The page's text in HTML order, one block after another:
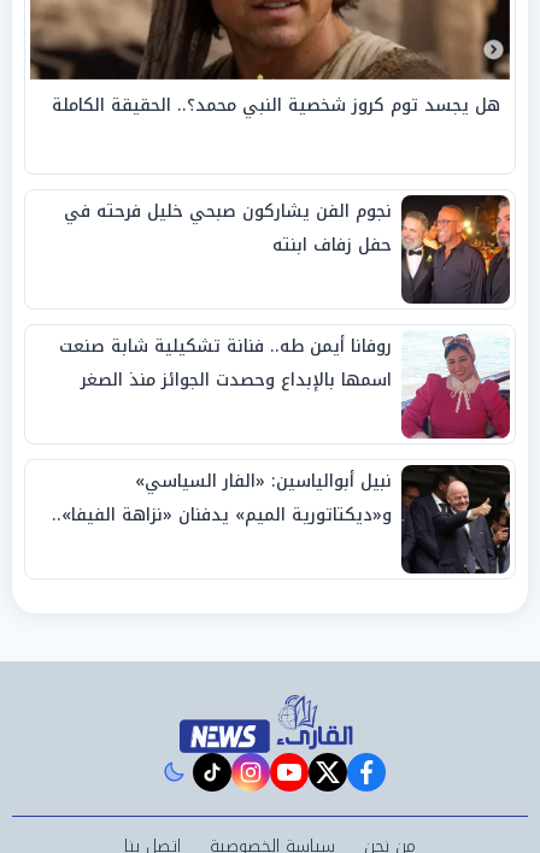
هل يجسد توم كروز شخصية النبي محمد؟.. الحقيقة الكاملة
نجوم الفن يشاركون صبحي خليل فرحته في
حفل زفاف ابنته
روفانا أيمن طه.. فنانة تشكيلية شابة صنعت
اسمها بالإبداع وحصدت الجوائز منذ الصغر
نبيل أبوالياسين: «الفار السياسي»
و«ديكتاتورية الميم» يدفنان «نزاهة الفيفا»..
facebook
twitter
youtube
instagram
tiktok
من نحن سياسة الخصوصية اتصل بنا